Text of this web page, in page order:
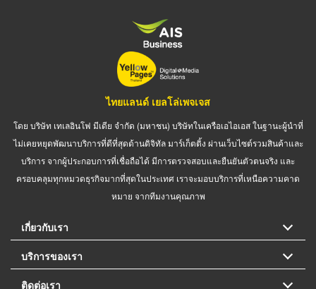
ไทยแลนด์ เยลโล่เพจเจส
โดย บริษัท เทเลอินโฟ มีเดีย จำกัด (มหาชน) บริษัทในเครือเอไอเอส ในฐานะผู้นำที่
ไม่เคยหยุดพัฒนาบริการที่ดีที่สุดด้านดิจิทัล มาร์เก็ตติ้ง ผ่านเว็บไซต์รวมสินค้าและ
บริการ จากผู้ประกอบการที่เชื่อถือได้ มีการตรวจสอบและยืนยันตัวตนจริง และ
ครอบคลุมทุกหมวดธุรกิจมากที่สุดในประเทศ เราจะมอบบริการที่เหนือความคาด
หมาย จากทีมงานคุณภาพ
เกี่ยวกับเรา
บริการของเรา
ติดต่อเรา